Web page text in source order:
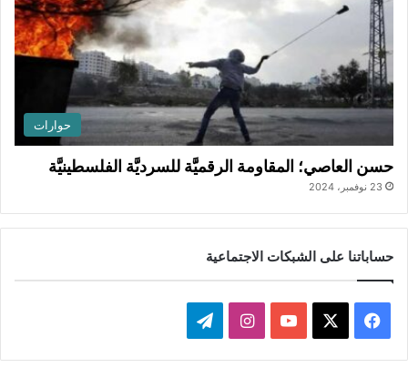
حوارات
حسن العاصي؛ المقاومة الرقميَّة للسرديَّة الفلسطينيَّة
23 نوفمبر، 2024
حساباتنا على الشبكات الاجتماعية
ي
X
Y
ن
ي